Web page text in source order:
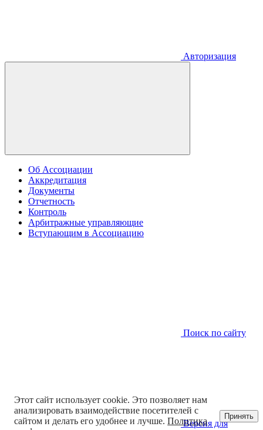
Авторизация
Об Ассоциации
Аккредитация
Документы
Отчетность
Контроль
Арбитражные управляющие
Вступающим в Ассоциацию
Поиск по сайту
Версия для
Этот сайт использует cookie. Это позволяет нам
анализировать взаимодействие посетителей с
сайтом и делать его удобнее и лучше.Политика
Принять